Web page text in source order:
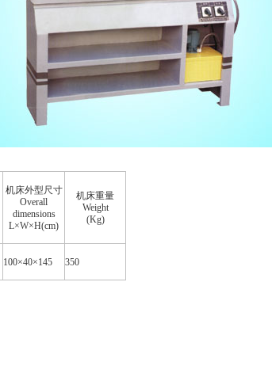
机床外型尺寸
Overall
dimensions
L×W×H(cm)
机床重量
Weight
(Kg)
100×40×145 350